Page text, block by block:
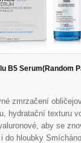
B5 Serum(Random
zmrzačení
hydratační texturu
aby se
do hloubky